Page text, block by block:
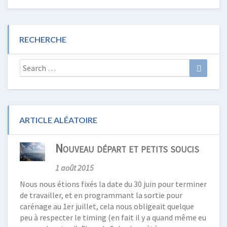
RECHERCHE
Search
for:
Search
ARTICLE ALÉATOIRE
Nouveau départ et petits soucis
1 août 2015
Nous nous étions fixés la date du 30 juin pour terminer
de travailler, et en programmant la sortie pour
carénage au 1er juillet, cela nous obligeait quelque
peu à respecter le timing (en fait il y a quand même eu